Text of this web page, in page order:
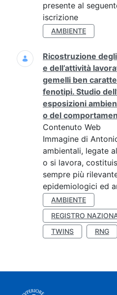
presente al
iscrizione
AMBIENTE
Ricostruzione
e dell’attività
gemelli ben
fenotipi. Studio
esposizioni
o del
Contenuto Web
Immagine di
ambientali, legate
o si lavora,
sempre più
epidemiologici ed
AMBIENTE
REGISTRO
TWINS
RNG